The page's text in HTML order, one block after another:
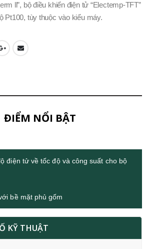
ll”, bộ điều khiển điện tử “Electemp-TFT”
Pt100, tùy thuộc vào kiểu máy.
ĐIỂM NỔI BẬT
điện tử về tốc độ và công suất cho bộ
bề mặt phủ gốm
KỸ THUẬT